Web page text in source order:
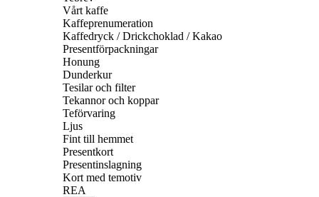
Vårt kaffe
Kaffeprenumeration
Kaffedryck / Drickchoklad / Kakao
Presentförpackningar
Honung
Dunderkur
Tesilar och filter
Tekannor och koppar
Teförvaring
Ljus
Fint till hemmet
Presentkort
Presentinslagning
Kort med temotiv
REA